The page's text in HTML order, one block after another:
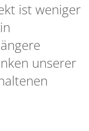
ist weniger
unserer